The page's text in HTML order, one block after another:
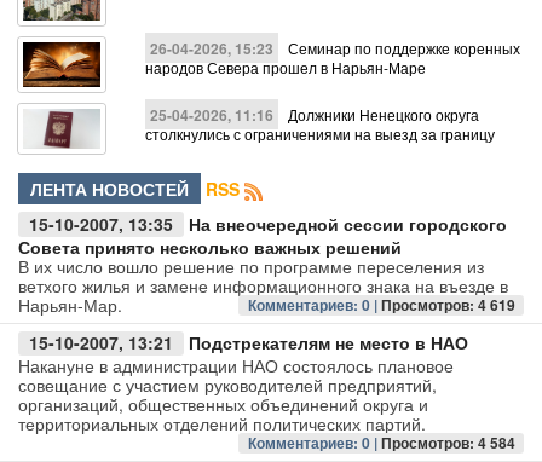
26-04-2026, 15:23
Семинар по поддержке коренных
народов Севера прошел в Нарьян-Маре
25-04-2026, 11:16
Должники Ненецкого округа
столкнулись с ограничениями на выезд за границу
ЛЕНТА НОВОСТЕЙ
RSS
15-10-2007, 13:35
На внеочередной сессии городского
Совета принято несколько важных решений
В их число вошло решение по программе переселения из
ветхого жилья и замене информационного знака на въезде в
Нарьян-Мар.
Комментариев: 0 |Просмотров: 4 619
15-10-2007, 13:21
Подстрекателям не место в НАО
Накануне в администрации НАО состоялось плановое
совещание с участием руководителей предприятий,
организаций, общественных объединений округа и
территориальных отделений политических партий.
Комментариев: 0 |Просмотров: 4 584